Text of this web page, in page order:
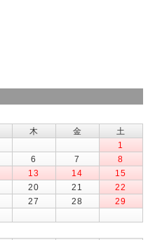
木 金
土
1
6 7
8
13 14
15
20 21
22
27 28
29